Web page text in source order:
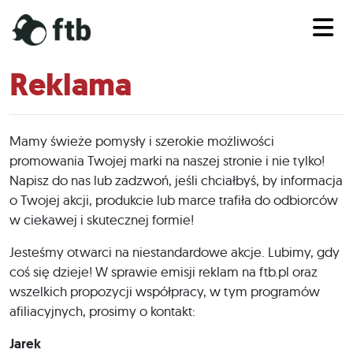
Reklama
Mamy świeże pomysły i szerokie możliwości
promowania Twojej marki na naszej stronie i nie tylko!
Napisz do nas lub zadzwoń, jeśli chciałbyś, by informacja
o Twojej akcji, produkcie lub marce trafiła do odbiorców
w ciekawej i skutecznej formie!
Jesteśmy otwarci na niestandardowe akcje. Lubimy, gdy
coś się dzieje! W sprawie emisji reklam na ftb.pl oraz
wszelkich propozycji współpracy, w tym programów
afiliacyjnych, prosimy o kontakt:
Jarek